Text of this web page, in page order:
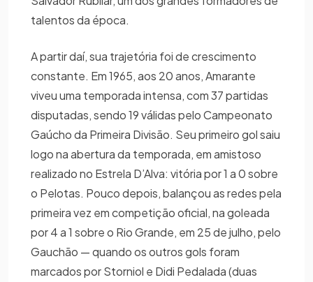
talentos da época.
A partir daí, sua trajetória foi de crescimento
constante. Em 1965, aos 20 anos, Amarante
viveu uma temporada intensa, com 37 partidas
disputadas, sendo 19 válidas pelo Campeonato
Gaúcho da Primeira Divisão. Seu primeiro gol saiu
logo na abertura da temporada, em amistoso
realizado no Estrela D’Alva: vitória por 1 a 0 sobre
o Pelotas. Pouco depois, balançou as redes pela
primeira vez em competição oficial, na goleada
por 4 a 1 sobre o Rio Grande, em 25 de julho, pelo
Gauchão — quando os outros gols foram
marcados por Storniol e Didi Pedalada (duas